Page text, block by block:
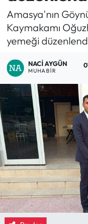
Amasya'nın
Kaymakamı
yemeği
NACI AYGÜN
MUHABIR
Boğazkale
Çorum
Çorum Son
Dodurga
Eğitim
Ekonomi
Güncel
İskilip
Kargı Haberleri
TFF 1.Lig
Tüm Manşetler
Son Dakika
Haber Arşivi